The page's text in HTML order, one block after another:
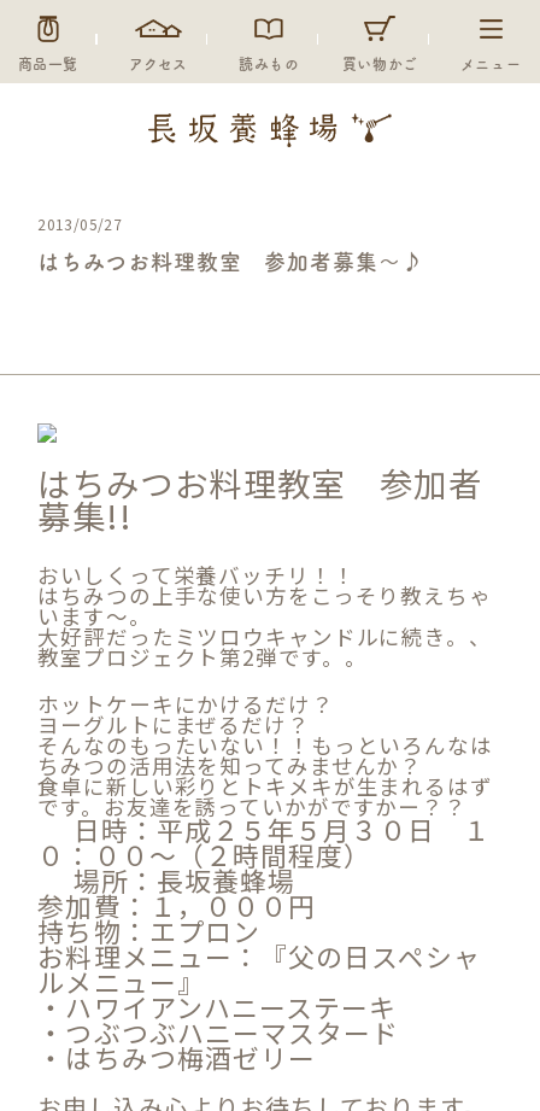
商品一覧 アクセス 読みもの 買い物かご メニュー
2013/05/27
はちみつお料理教室 参加者募集～♪
はちみつお料理教室 参加者
募集!!
おいしくって栄養バッチリ！！
はちみつの上手な使い方をこっそり教えちゃ
います～。
大好評だったミツロウキャンドルに続き。、
教室プロジェクト第2弾です。。
ホットケーキにかけるだけ？
ヨーグルトにまぜるだけ？
そんなのもったいない！！もっといろんなは
ちみつの活用法を知ってみませんか？
食卓に新しい彩りとトキメキが生まれるはず
です。お友達を誘っていかがですかー？？
日時：平成２５年５月３０日 １
０：００～（２時間程度）
場所：長坂養蜂場
参加費：１，０００円
持ち物：エプロン
お料理メニュー：『父の日スペシャ
ルメニュー』
・ハワイアンハニーステーキ
・つぶつぶハニーマスタード
・はちみつ梅酒ゼリー